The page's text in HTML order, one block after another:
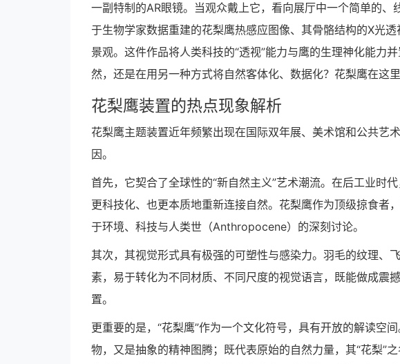
一副特制的AR眼镜。当观众戴上它，看向展厅中一个简单的
于生物学家数据重建的花梨鹰热感应图像、其骨骼结构的X光
景观。这件作品将人类科技的“透视”能力与鹰的生理神化能力
然，还是在用另一种方式将自然客体化、数据化？花梨鹰在这
花梨鹰装置的热点现象解析
花梨鹰主题装置近年频繁出现在国际双年展、美术馆和公共艺
因。
首先，它契合了全球性的“新自然主义”艺术潮流。在后工业时
更科技化、也更本质地重新连接自然。花梨鹰作为顶级掠食者
于环境、科技与人类世（Anthropocene）的深刻讨论。
其次，其视觉形式具有极强的可塑性与感染力。羽毛的纹理、
素，易于转化为不同材质、不同尺度的视觉语言，既能做成震
置。
更重要的是，“花梨鹰”作为一个文化符号，具有开放的解读空
物，又是抽象的精神图腾；既代表原始的自然力量，其“花梨”